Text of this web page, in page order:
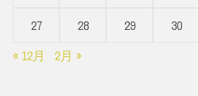
27
28 29 30
« 12月
2月 »